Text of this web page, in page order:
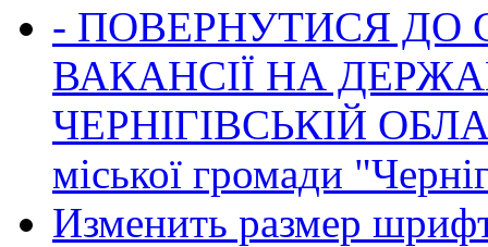
- ПОВЕРНУТИСЯ ДО
ВАКАНСІЇ НА
ЧЕРНІГІВСЬКІЙ
міської громади
Изменить размер